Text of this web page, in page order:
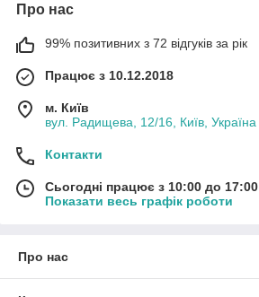
Про нас
99% позитивних з 72 відгуків за рік
Працює з 10.12.2018
м. Київ
вул. Радищева, 12/16, Київ, Україна
Контакти
Сьогодні працює з 10:00 до 17:00
Показати весь графік роботи
Про нас